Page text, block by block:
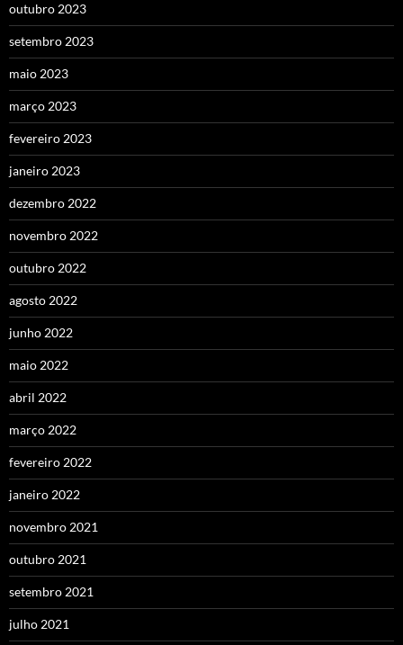
outubro 2023
setembro 2023
maio 2023
março 2023
fevereiro 2023
janeiro 2023
dezembro 2022
novembro 2022
outubro 2022
agosto 2022
junho 2022
maio 2022
abril 2022
março 2022
fevereiro 2022
janeiro 2022
novembro 2021
outubro 2021
setembro 2021
julho 2021